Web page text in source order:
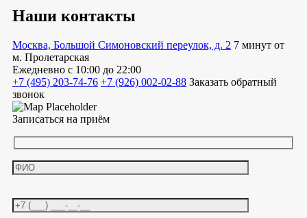
Наши контакты
Москва, Большой Симоновский переулок, д. 2 7 минут от
м. Пролетарская
Ежедневно с 10:00 до 22:00
+7 (495) 203-74-76 +7 (926) 002-02-88 Заказать обратный
звонок
Записаться на приём